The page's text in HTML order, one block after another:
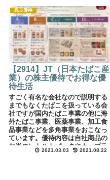
しょうか。
株主優待
【2914】JT（日本たばこ産
業）の株主優待でお得な優
待生活
すごく有名な会社なので説明する
までもなくたばこを扱っている会
社ですが国内たばこ事業の他に海
外たばこ事業、医薬事業、加工食
品事業などを多角事業をおこなっ
ています。優待内容は自社商品の
お米のレトルトパックやカップラ
ーメン等となっています。
2021.03.03 2021.08.22